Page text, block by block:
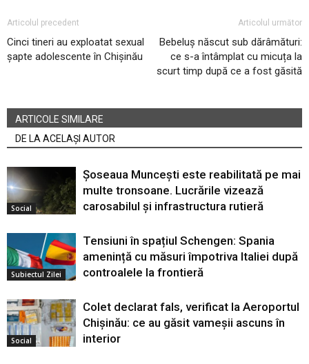
Articolul precedent
Cinci tineri au exploatat sexual
șapte adolescente în Chișinău
Articolul următor
Bebeluș născut sub dărâmături:
ce s-a întâmplat cu micuța la
scurt timp după ce a fost găsită
ARTICOLE SIMILARE
DE LA ACELAȘI AUTOR
Social
Șoseaua Muncești este reabilitată pe mai
multe tronsoane. Lucrările vizează
carosabilul și infrastructura rutieră
Subiectul Zilei
Tensiuni în spațiul Schengen: Spania
amenință cu măsuri împotriva Italiei după
controalele la frontieră
Social
Colet declarat fals, verificat la Aeroportul
Chișinău: ce au găsit vameșii ascuns în
interior